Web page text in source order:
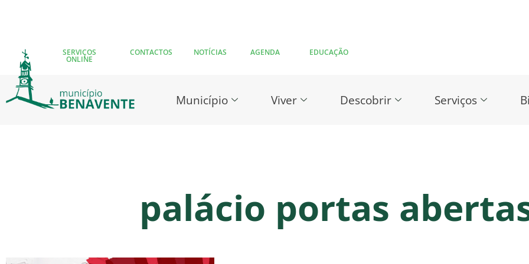
SERVIÇOS
ONLINE
CONTACTOS NOTÍCIAS AGENDA EDUCAÇÃO
Município Viver Descobrir Serviços
palácio portas